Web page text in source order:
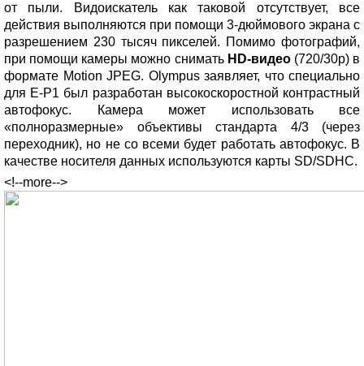
от пыли. Видоискатель как таковой отсутствует, все
действия выполняются при помощи 3-дюймового экрана с
разрешением 230 тысяч пикселей. Помимо фотографий,
при помощи камеры можно сниматьHD-видео(720/30p) в
формате Motion JPEG. Olympus заявляет, что специально
для E-P1 был разработан высокоскоростной контрастный
автофокус. Камера может использовать все
«полноразмерные» объективы стандарта 4/3 (через
переходник), но не со всеми будет работать автофокус. В
качестве носителя данных используются карты SD/SDHC.
<!--more-->